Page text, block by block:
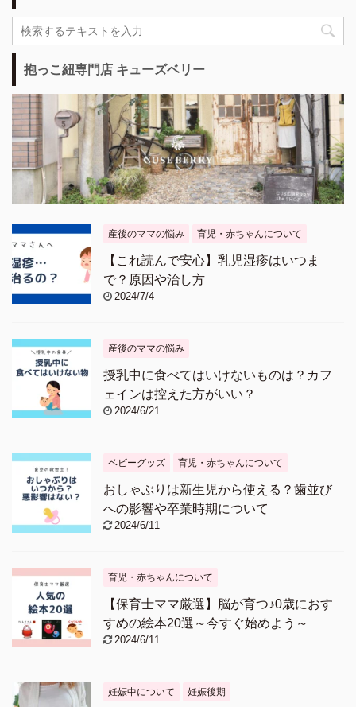
抱っこ紐専門店 キューズベリー
産後のママの悩み 育児・赤ちゃんについて
【これ読んで安心】乳児湿疹はいつま
で？原因や治し方
2024/7/4
産後のママの悩み
授乳中に食べてはいけないものは？カフ
ェインは控えた方がいい？
2024/6/21
ベビーグッズ 育児・赤ちゃんについて
おしゃぶりは新生児から使える？歯並び
への影響や卒業時期について
2024/6/11
育児・赤ちゃんについて
【保育士ママ厳選】脳が育つ♪0歳におす
すめの絵本20選～今すぐ始めよう～
2024/6/11
妊娠中について 妊娠後期